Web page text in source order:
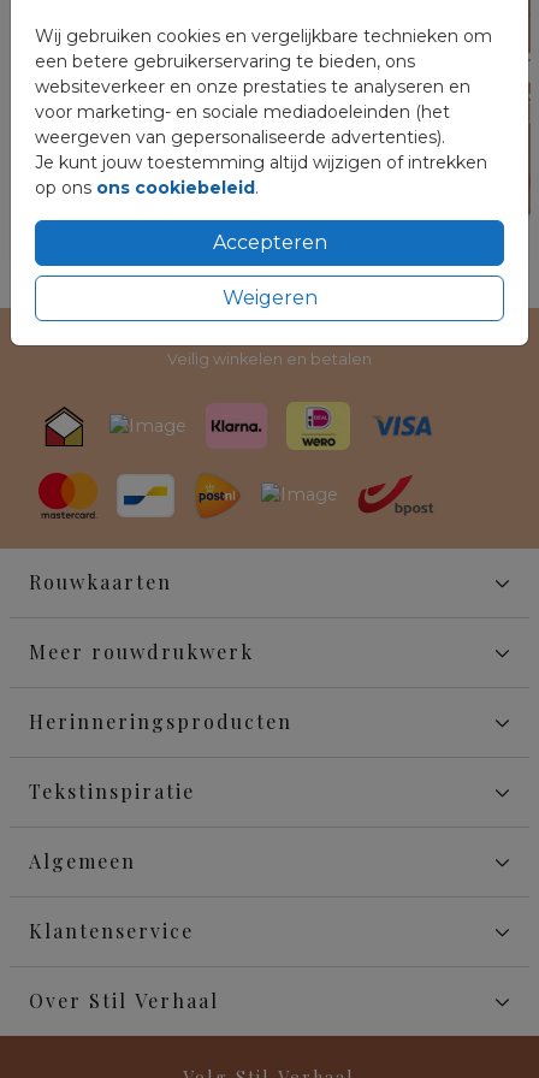
Wij gebruiken cookies en vergelijkbare technieken om
een betere gebruikerservaring te bieden, ons
websiteverkeer en onze prestaties te analyseren en
voor marketing- en sociale mediadoeleinden (het
weergeven van gepersonaliseerde advertenties).
Je kunt jouw toestemming altijd wijzigen of intrekken
op ons ons cookiebeleid.
Accepteren
Weigeren
Veilig winkelen en betalen
Rouwkaarten
Meer rouwdrukwerk
Herinneringsproducten
Tekstinspiratie
Algemeen
Klantenservice
Over Stil Verhaal